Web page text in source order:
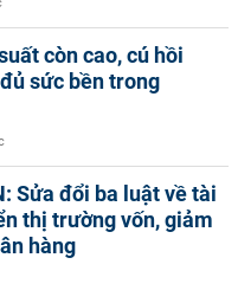
còn cao, cú hồi
sức bền trong
Sửa đổi ba luật về tài
thị trường vốn, giảm
hàng